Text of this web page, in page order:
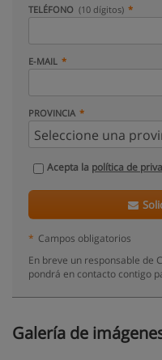
TELÉFONO (10 dígitos)
E-MAIL
PROVINCIA
Acepta la política de
* Campos obligatorios
En breve un responsable de
pondrá en contacto contigo
Galería de